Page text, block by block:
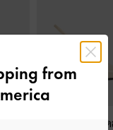
รองเท้าส้นสูงรั
from